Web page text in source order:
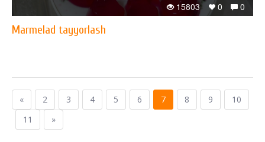
0
0
15803
Marmelad tayyorlash
« 2 3 4 5 6 7 8 9
10
11
»